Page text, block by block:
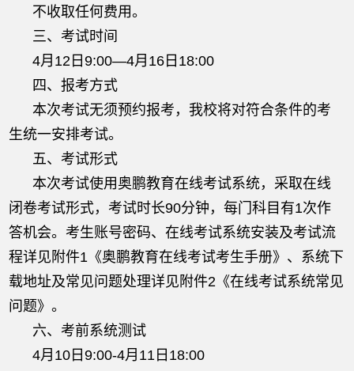
不收取任何费用。
三、考试时间
4月12日9:00—4月16日18:00
四、报考方式
本次考试无须预约报考，我校将对符合条件的考
生统一安排考试。
五、考试形式
本次考试使用奥鹏教育在线考试系统，采取在线
闭卷考试形式，考试时长90分钟，每门科目有1次作
答机会。考生账号密码、在线考试系统安装及考试流
程详见附件1《奥鹏教育在线考试考生手册》、系统下
载地址及常见问题处理详见附件2《在线考试系统常见
问题》。
六、考前系统测试
4月10日9:00-4月11日18:00